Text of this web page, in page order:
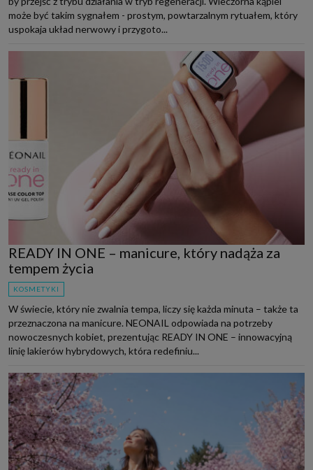
może być takim sygnałem - prostym, powtarzalnym rytuałem, który
uspokaja układ nerwowy i przygoto...
READY IN ONE – manicure, który nadąża za
tempem życia
KOSMETYKI
W świecie, który nie zwalnia tempa, liczy się każda minuta – także ta
przeznaczona na manicure. NEONAIL odpowiada na potrzeby
nowoczesnych kobiet, prezentując READY IN ONE – innowacyjną
linię lakierów hybrydowych, która redefiniu...